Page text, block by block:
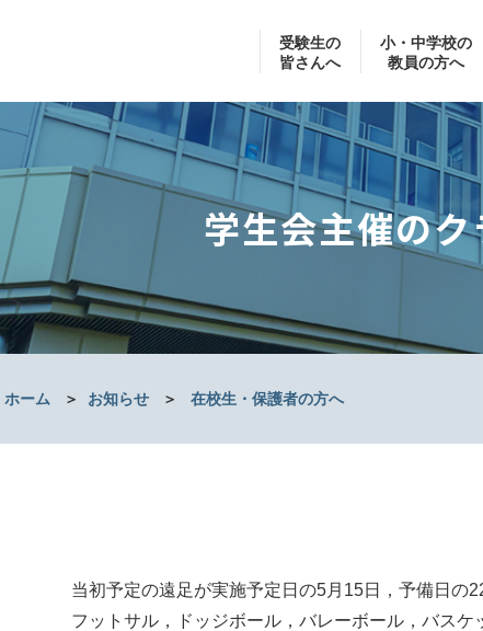
受験生の
皆さんへ
小・中学校の
教員の方へ
学生会主催の
ホーム ＞ お知らせ ＞ 在校生・保護者の方へ
当初予定の遠足が実施予定日の5月15日，予備日の
フットサル，ドッジボール，バレーボール，バス